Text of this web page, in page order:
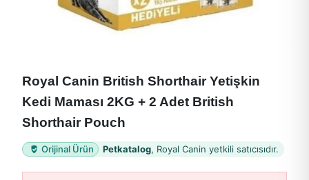
Royal Canin British Shorthair Yetişkin
Kedi Maması 2KG + 2 Adet British
Shorthair Pouch
Orijinal Ürün Petkatalog, Royal Canin yetkili satıcısıdır.